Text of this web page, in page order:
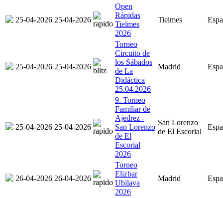
25-04-2026 25-04-2026
Open
Rápidas
Tielmes
2026
Tielmes
25-04-2026 25-04-2026
Torneo
Circuito de
los Sábados
de La
Didáctica
25.04.2026
Madrid
25-04-2026 25-04-2026
9. Torneo
Familiar de
Ajedrez -
San Lorenzo
de El
Escorial
2026
San Lorenzo
de El Escorial
26-04-2026 26-04-2026
Torneo
Elizbar
Ubilava
2026
Madrid